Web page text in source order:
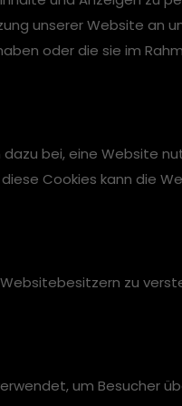
unserer Website an
oder die sie im
bei, eine Website
Cookies kann die
zu
um Besucher